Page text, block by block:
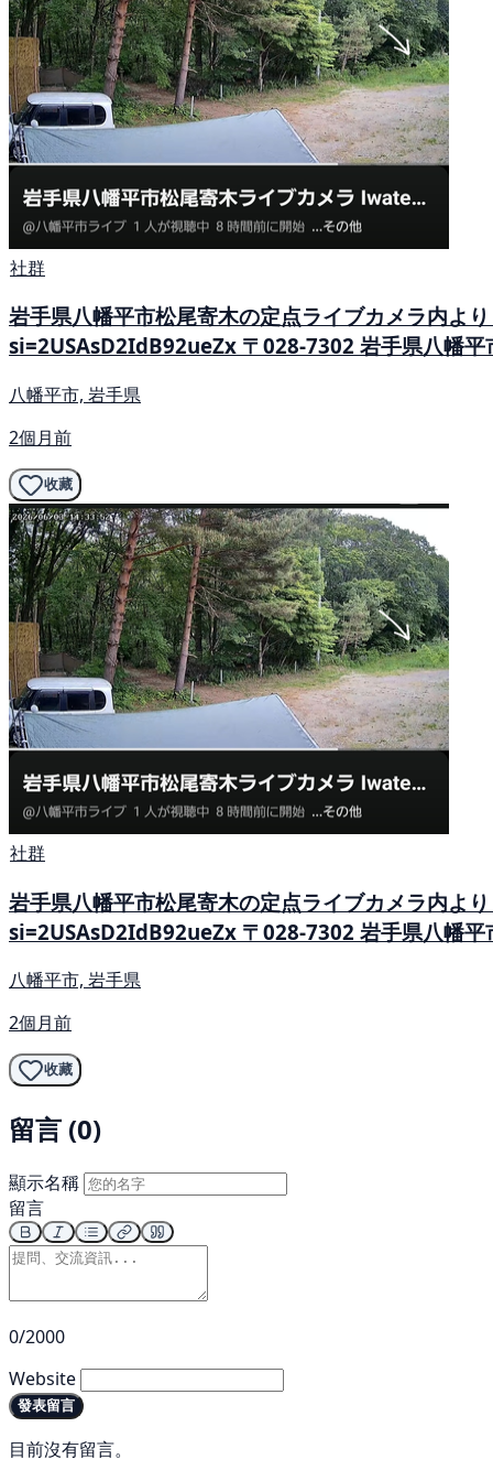
社群
岩手県八幡平市松尾寄木の定点ライブカメラ内
si=2USAsD2IdB92ueZx 〒028-7302 岩手県八幡
八幡平市, 岩手県
2個月前
收藏
社群
岩手県八幡平市松尾寄木の定点ライブカメラ内
si=2USAsD2IdB92ueZx 〒028-7302 岩手県八幡
八幡平市, 岩手県
2個月前
收藏
留言 (0)
顯示名稱
留言
0/2000
Website
發表留言
目前沒有留言。